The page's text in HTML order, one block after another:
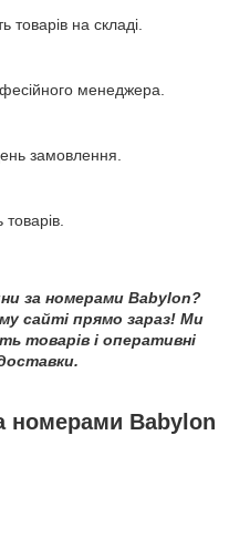
товарів на складі.
менеджера.
замовлення.
за номерами Babylon?
сайті прямо зараз! Ми
товарів і оперативні
номерами Babylon